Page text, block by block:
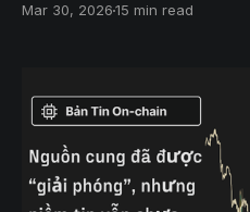
cho thấy cần có nhu cầu
Mar 30, 202615 min read